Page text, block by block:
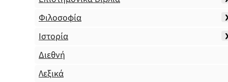
Φιλοσοφία
Ιστορία
Διεθνή
Λεξικά